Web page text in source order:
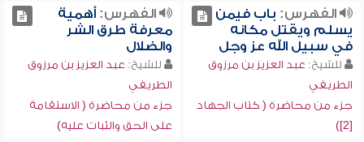
الفهرس: باب فيمن
يسلم ويقتل مكانه
في سبيل الله عز وجل
للشيخ: عبد العزيز بن مرزوق
الطريفي
جزء من محاضرة ( كتاب الجهاد
[2])
الفهرس:أهمية
معرفة طرق الشر
والضلال
للشيخ: عبد العزيز بن مرزوق
الطريفي
جزء من محاضرة ( الاستقامة
على الحق والثبات عليه)